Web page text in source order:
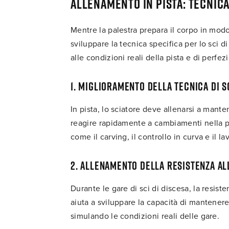
Mentre la palestra prepara il corpo in
sviluppare la tecnica specifica per lo sci
alle condizioni reali della pista e di
1. Miglioramento della tecnica di
In pista, lo sciatore deve allenarsi a
reagire rapidamente a cambiamenti
come il carving, il controllo in curva e il
2. Allenamento della resistenza
Durante le gare di sci di discesa, la
aiuta a sviluppare la capacità di
simulando le condizioni reali delle gare.